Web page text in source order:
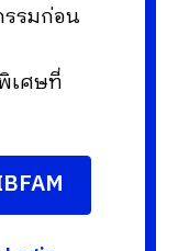
รรมก่อน
เศษที่